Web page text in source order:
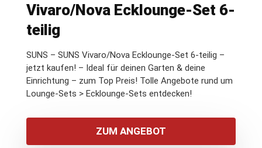
Vivaro/Nova Ecklounge-Set 6-
teilig
SUNS – SUNS Vivaro/Nova Ecklounge-Set 6-teilig –
jetzt kaufen! – Ideal für deinen Garten & deine
Einrichtung – zum Top Preis! Tolle Angebote rund um
Lounge-Sets > Ecklounge-Sets entdecken!
ZUM ANGEBOT